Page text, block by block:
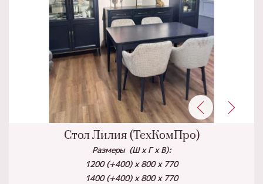
Стол Лилия (ТехКомПро)
Размеры (Ш х Г х В):
1200 (+400) х 800 х 770
1400 (+400) х 800 х 770